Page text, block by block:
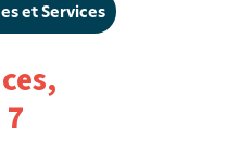
et Services